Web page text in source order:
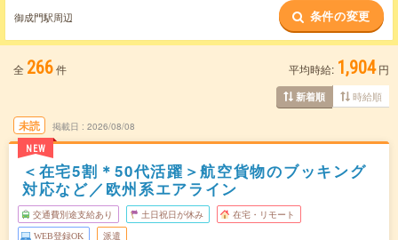
また、東京駅・ 有楽町駅
など近隣駅のお仕
事もご確認いただけます。
御成門駅周辺 条件の変更
全 266件 平均時給: 1,904 円
新着順 時給順
未読
NEW
掲載日 2026/08/08
＜在宅5割＊50代活躍＞航空貨物のブッキング
対応など／欧州系エアライン
交通費別途支給あり 土日祝日が休み 在宅・リモート
WEB登録OK 派遣